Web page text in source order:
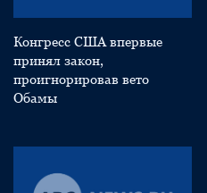
Конгресс США впервые
принял закон,
проигнорировав вето
Обамы